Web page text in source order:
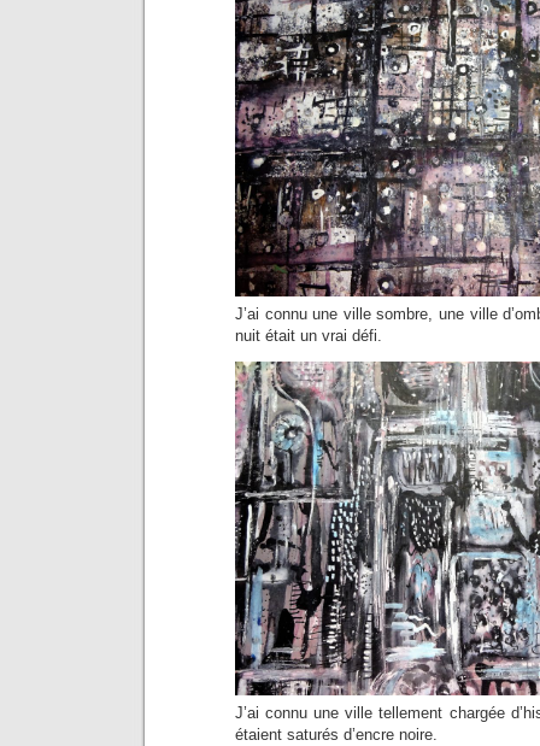
J’ai connu une ville sombre, une ville
nuit était un vrai défi.
J’ai connu une ville tellement chargée
étaient saturés d’encre noire.